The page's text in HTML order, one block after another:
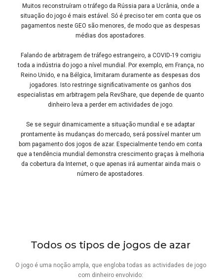
Muitos reconstruíram o tráfego da Rússia para a Ucrânia, onde a
situação do jogo é mais estável. Só é preciso ter em conta que os
pagamentos neste GEO são menores, de modo que as despesas
médias dos apostadores.
Falando de arbitragem de tráfego estrangeiro, a COVID-19 corrigiu
toda a indústria do jogo a nível mundial. Por exemplo, em França, no
Reino Unido, e na Bélgica, limitaram duramente as despesas dos
jogadores. Isto restringe significativamente os ganhos dos
especialistas em arbitragem pela RevShare, que depende de quanto
dinheiro leva a perder em actividades de jogo.
Se se seguir dinamicamente a situação mundial e se adaptar
prontamente às mudanças do mercado, será possível manter um
bom pagamento dos jogos de azar. Especialmente tendo em conta
que a tendência mundial demonstra crescimento graças à melhoria
da cobertura da Internet, o que apenas irá aumentar ainda mais o
número de apostadores.
Todos os tipos de jogos de azar
O jogo é uma noção ampla, que engloba todas as actividades de jogo
com dinheiro envolvido: